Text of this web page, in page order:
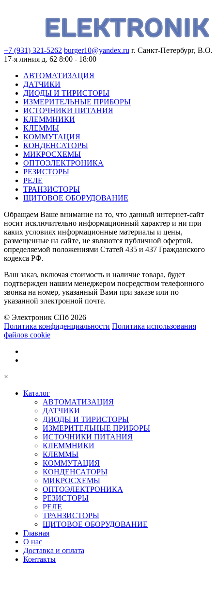
+7 (931) 321-5262 burger10@yandex.ru г. Санкт-Петербург, В.О.
17-я линия д. 62 8:00 - 18:00
АВТОМАТИЗАЦИЯ
ДАТЧИКИ
ДИОДЫ И ТИРИСТОРЫ
ИЗМЕРИТЕЛЬНЫЕ ПРИБОРЫ
ИСТОЧНИКИ ПИТАНИЯ
КЛЕММНИКИ
КЛЕММЫ
КОММУТАЦИЯ
КОНДЕНСАТОРЫ
МИКРОСХЕМЫ
ОПТОЭЛЕКТРОНИКА
РЕЗИСТОРЫ
РЕЛЕ
ТРАНЗИСТОРЫ
ЩИТОВОЕ ОБОРУДОВАНИЕ
Обращаем Ваше внимание на то, что данный интернет-сайт
носит исключительно информационный характер и ни при
каких условиях информационные материалы и цены,
размещенные на сайте, не являются публичной офертой,
определяемой положениями Статей 435 и 437 Гражданского
кодекса РФ.
Ваш заказ, включая стоимость и наличие товара, будет
подтвержден нашим менеджером посредством телефонного
звонка на номер, указанный Вами при заказе или по
указанной электронной почте.
© Электроник СПб 2026
Политика конфиденциальности Политика использования
файлов cookie
×
Каталог
АВТОМАТИЗАЦИЯ
ДАТЧИКИ
ДИОДЫ И ТИРИСТОРЫ
ИЗМЕРИТЕЛЬНЫЕ ПРИБОРЫ
ИСТОЧНИКИ ПИТАНИЯ
КЛЕММНИКИ
КЛЕММЫ
КОММУТАЦИЯ
КОНДЕНСАТОРЫ
МИКРОСХЕМЫ
ОПТОЭЛЕКТРОНИКА
РЕЗИСТОРЫ
РЕЛЕ
ТРАНЗИСТОРЫ
ЩИТОВОЕ ОБОРУДОВАНИЕ
Главная
О нас
Доставка и оплата
Контакты